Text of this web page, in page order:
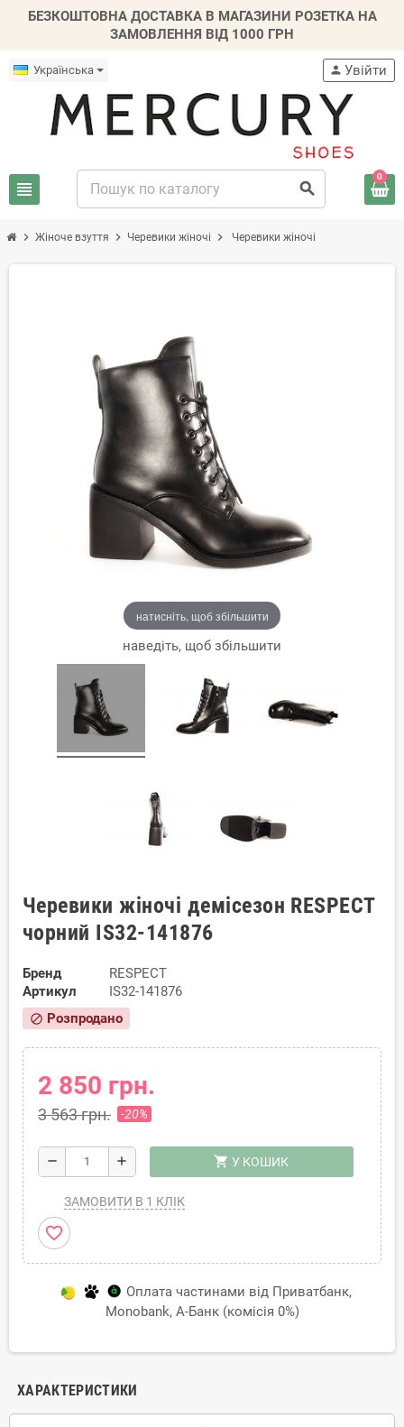
БЕЗКОШТОВНА ДОСТАВКА В МАГАЗИНИ РОЗЕТКА НА
ЗАМОВЛЕННЯ ВІД 1000 ГРН
Українська
view_headline search
person Увійти
0
chevron_right Жіноче взуття chevron_right Черевики жіночі chevron_right Черевики жіночі
натисніть, щоб збільшити
наведіть, щоб збільшити
Черевики жіночі демісезон RESPECT
чорний IS32-141876
Бренд
RESPECT
Артикул
IS32-141876
block Розпродано
2 850 грн.
3 563 грн. -20%
remove add shopping_cart У КОШИК
ЗАМОВИТИ В 1 КЛІК
favorite_border
Оплата частинами від Приватбанк,
Monobank, А-Банк (комісія 0%)
ХАРАКТЕРИСТИКИ